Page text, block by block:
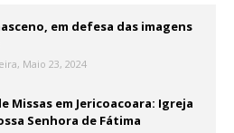
em defesa das imagens
Maio 23, 2024
Missas em Jericoacoara: Igreja
Senhora de Fátima